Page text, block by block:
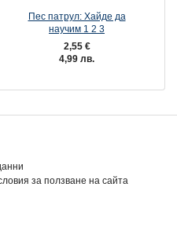
Пес патрул: Хайде да
научим 1 2 3
2,55 €
4,99 лв.
за ползване на сайта